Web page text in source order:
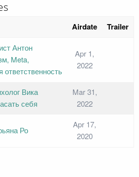
Airdate Trailer
Антон
Meta,
ответственность
Apr 1,
2022
Вика
себя
Mar 31,
2022
Ро
Apr 17,
2020